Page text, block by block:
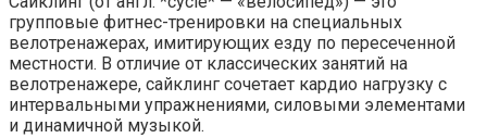
групповые фитнес-тренировки на специальных
велотренажерах, имитирующих езду по пересеченной
местности. В отличие от классических занятий на
велотренажере, сайклинг сочетает кардио нагрузку с
интервальными упражнениями, силовыми элементами
и динамичной музыкой.